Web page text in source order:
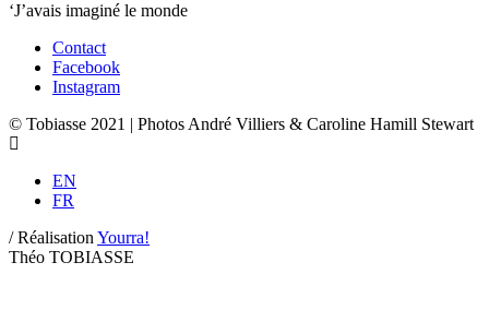
‘J’avais imaginé le monde
Contact
Facebook
Instagram
© Tobiasse 2021 | Photos André Villiers & Caroline Hamill Stewart
EN
FR
/Réalisation Yourra!
Théo TOBIASSE